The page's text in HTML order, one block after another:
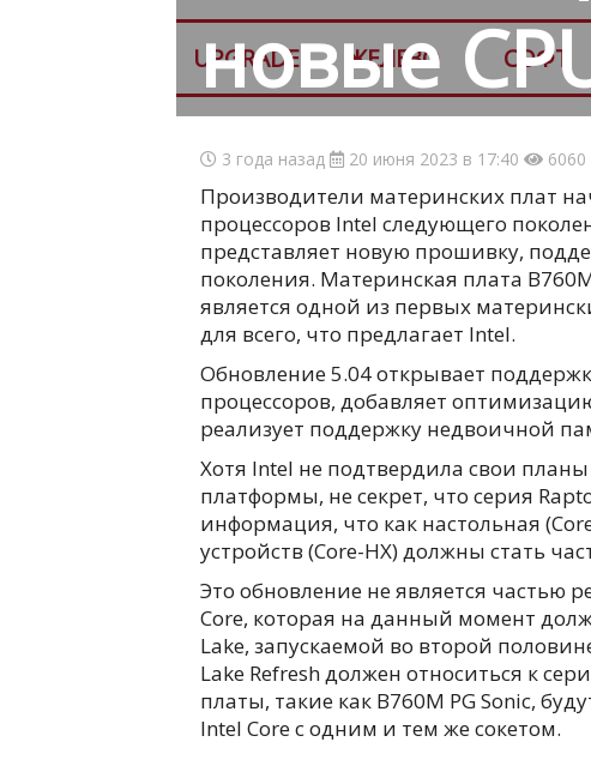
UPGRADE ЖЕЛЕЗО СОФТ
новые
3 года назад 20 июня 2023 в 17:40 6060
Производители материнских плат
процессоров Intel следующего
представляет новую прошивку,
поколения. Материнская плата
является одной из первых
для всего, что предлагает Intel.
Обновление 5.04 открывает
процессоров, добавляет
реализует поддержку недвоичной
Хотя Intel не подтвердила свои
платформы, не секрет, что серия
информация, что как настольная
устройств (Core-HX) должны стать
Это обновление не является частью
Core, которая на данный момент
Lake, запускаемой во второй
Lake Refresh должен относиться к
платы, такие как B760M PG Sonic,
Intel Core с одним и тем же сокетом.